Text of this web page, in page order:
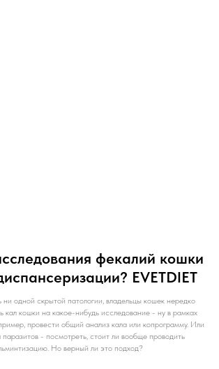
фекалий кошки
EVETDIET
ни одной скрытой патологии, владельцы кошек нередко
кал кошки на какое-нибудь исследование - ну в рамках
провести общий анализ кала или копрограмму. Или
- посмотреть, стоит ли вообще проводить
Но верный ли это подход?